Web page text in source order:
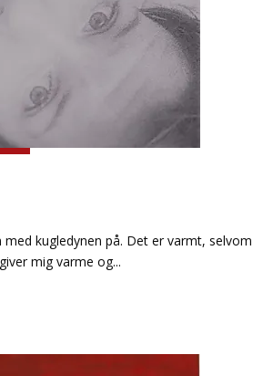
med kugledynen på. Det er varmt, selvom
mig varme og...